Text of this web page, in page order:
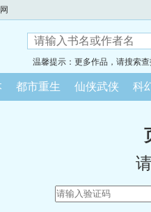
温馨提示：更多作品，请搜索
都市重生 仙侠武侠 科